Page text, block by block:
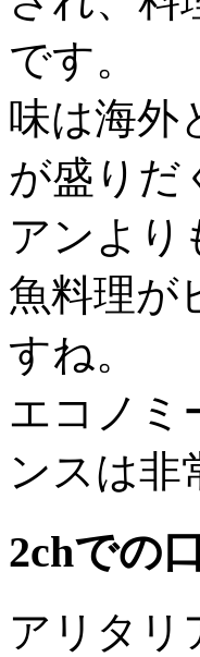
です。
味は海外
が盛りだ
アンより
魚料理が
すね。
エコノミ
ンスは非
2chでの
アリタリ